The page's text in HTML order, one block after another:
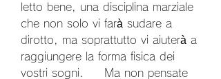
letto bene, una disciplina marziale
che non solo vi farà sudare a
dirotto, ma soprattutto vi aiuterà a
raggiungere la forma fisica dei
vostri sogni.     Ma non pensate